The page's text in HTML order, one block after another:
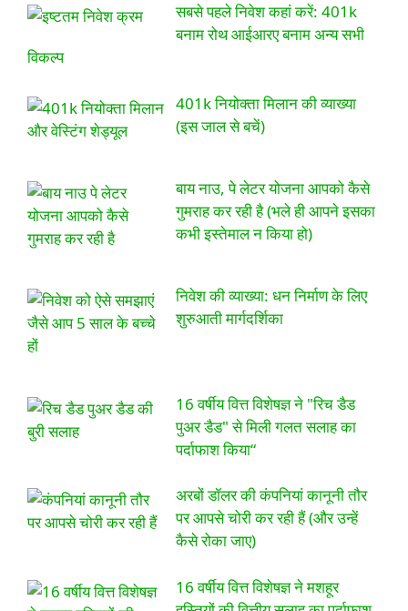
सबसे पहले निवेश कहां करें: 401k
बनाम रोथ आईआरए बनाम अन्य सभी
विकल्प
401k नियोक्ता मिलान की व्याख्या
(इस जाल से बचें)
बाय नाउ, पे लेटर योजना आपको कैसे
गुमराह कर रही है (भले ही आपने इसका
कभी इस्तेमाल न किया हो)
निवेश की व्याख्या: धन निर्माण के लिए
शुरुआती मार्गदर्शिका
16 वर्षीय वित्त विशेषज्ञ ने "रिच डैड
पुअर डैड" से मिली गलत सलाह का
पर्दाफाश किया“
अरबों डॉलर की कंपनियां कानूनी तौर
पर आपसे चोरी कर रही हैं (और उन्हें
कैसे रोका जाए)
16 वर्षीय वित्त विशेषज्ञ ने मशहूर